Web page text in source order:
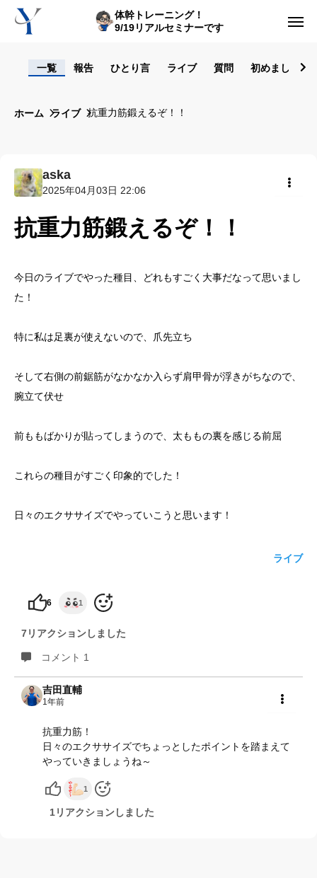
体幹トレーニング！
9/19リアルセミナーです
一覧 報告 ひとり言 ライブ 質問 初めまして！
ホーム ライブ 抗重力筋鍛えるぞ！！
aska
2025年04月03日 22:06
抗重力筋鍛えるぞ！！
今日のライブでやった種目、どれもすごく大事だなって思いまし
た！
特に私は足裏が使えないので、爪先立ち
そして右側の前鋸筋がなかなか入らず肩甲骨が浮きがちなので、
腕立て伏せ
前ももばかりが貼ってしまうので、太ももの裏を感じる前屈
これらの種目がすごく印象的でした！
日々のエクササイズでやっていこうと思います！
ライブ
6 1
7リアクションしました
コメント 1
吉田直輔
1年前
抗重力筋！
日々のエクササイズでちょっとしたポイントを踏まえて
やっていきましょうね～
1
1リアクションしました
ライブレッスン
入会方法
トップ画面ガイド
yoshidaコラム